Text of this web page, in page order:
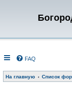
FAQ
На главную Список